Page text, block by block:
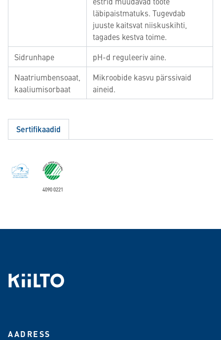
läbipaistmatuks. Tugevdab
juuste kaitsvat niiskuskihti,
tagades kestva toime.
Sidrunhape
pH-d reguleeriv aine.
Naatriumbensoaat,
kaaliumisorbaat
Mikroobide kasvu pärssivaid
aineid.
Sertifikaadid
4090 0221
AADRESS